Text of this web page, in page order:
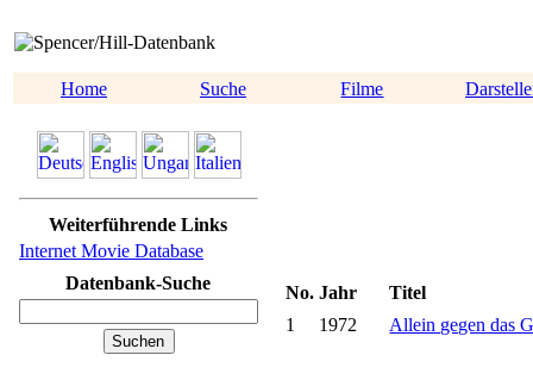
Home Suche Filme
Weiterführende Links
Internet Movie Database
Datenbank-Suche
No. Jahr
Titel
1
1972 Allein gegen das